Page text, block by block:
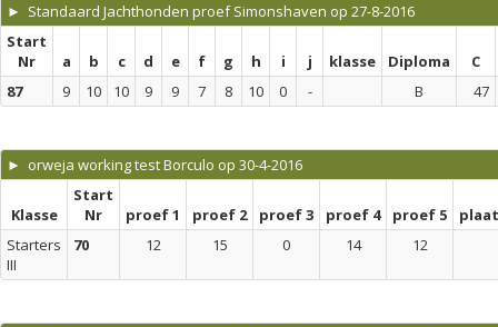
► Standaard Jachthonden proef Simonshaven op 27-8-2016
Start
Nr
a b c d e f g h i j klasse Diploma
C
87
9 10 10 9 9 7 8 10 0 - B 47
► orweja working test Borculo op 30-4-2016
Klasse
Start
Nr
proef 1 proef 2 proef 3 proef 4 proef 5
Starters
III
70 12 15 0 14 12